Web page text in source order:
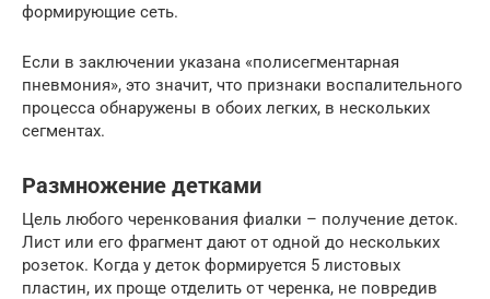
формирующие сеть.
Если в заключении указана «полисегментарная
пневмония», это значит, что признаки воспалительного
процесса обнаружены в обоих легких, в нескольких
сегментах.
Размножение детками
Цель любого черенкования фиалки – получение деток.
Лист или его фрагмент дают от одной до нескольких
розеток. Когда у деток формируется 5 листовых
пластин, их проще отделить от черенка, не повредив